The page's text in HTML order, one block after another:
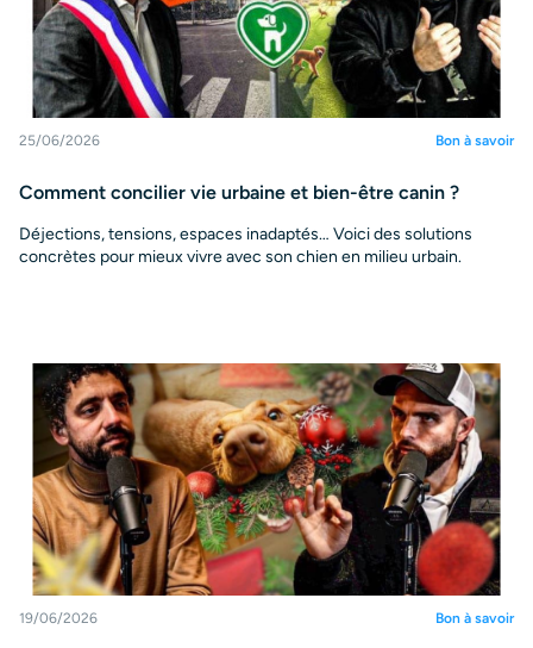
25/06/2026 Bon à savoir
Comment concilier vie urbaine et bien-être canin ?
Déjections, tensions, espaces inadaptés… Voici des solutions
concrètes pour mieux vivre avec son chien en milieu urbain.
19/06/2026 Bon à savoir